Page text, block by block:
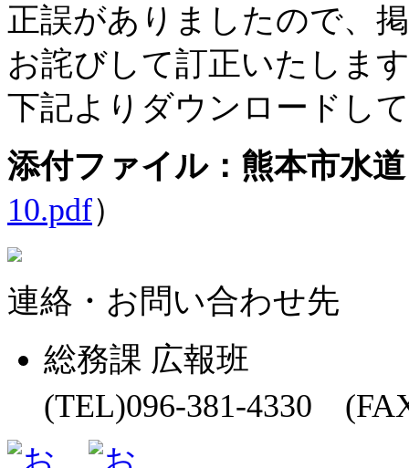
正誤がありましたので、
お詫びして訂正いたしま
下記よりダウンロードし
添付ファイル：熊本市水
10.pdf）
連絡・お問い合わせ先
総務課 広報班
(TEL)096-381-4330